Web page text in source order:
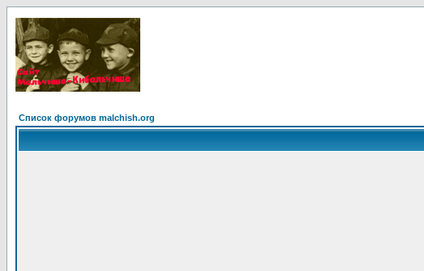
Список форумов malchish.org